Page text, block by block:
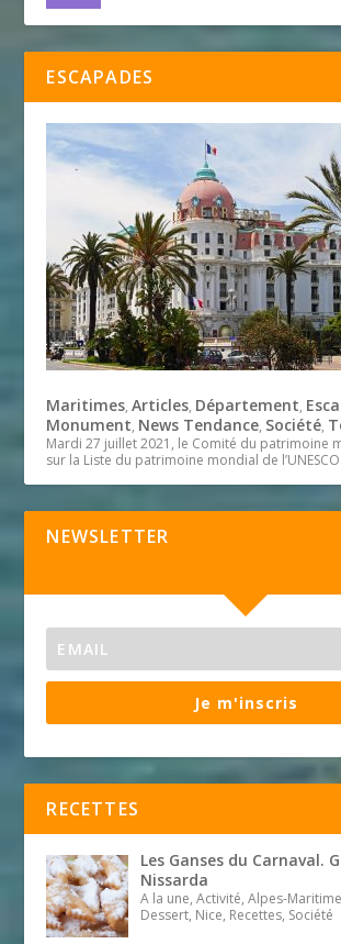
ESCAPADES
Maritimes,Articles, Département,
Monument, News Tendance, Société,
Mardi 27 juillet 2021, le Comité du patrimoine
sur la Liste du patrimoine mondial de l’UNESCO
NEWSLETTER
Je m'inscris
RECETTES
Les Ganses du Carnaval.
Nissarda
A la une, Activité, Alpes-
Dessert, Nice, Recettes, Société